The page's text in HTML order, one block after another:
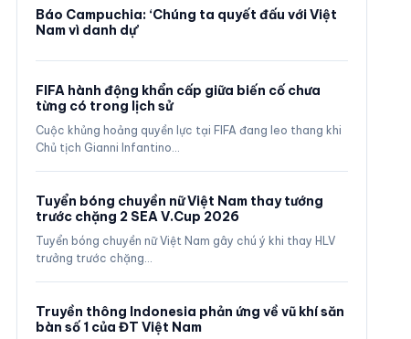
Báo Campuchia: ‘Chúng ta quyết đấu với Việt
Nam vì danh dự’
FIFA hành động khẩn cấp giữa biến cố chưa
từng có trong lịch sử
Cuộc khủng hoảng quyền lực tại FIFA đang leo thang khi
Chủ tịch Gianni Infantino…
Tuyển bóng chuyền nữ Việt Nam thay tướng
trước chặng 2 SEA V.Cup 2026
Tuyển bóng chuyền nữ Việt Nam gây chú ý khi thay HLV
trưởng trước chặng…
Truyền thông Indonesia phản ứng về vũ khí săn
bàn số 1 của ĐT Việt Nam